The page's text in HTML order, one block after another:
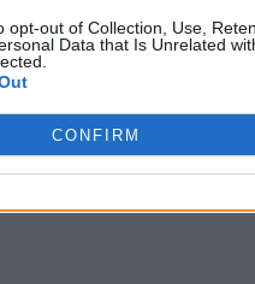
opt-out of Collection, Use,
Data that Is Unrelated
CONFIRM
το